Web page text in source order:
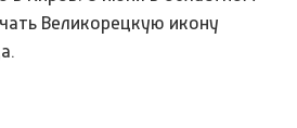
Великорецкую икону